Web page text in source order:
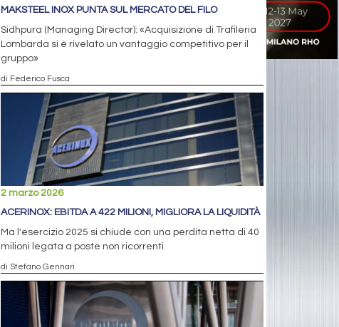
MAKSTEEL INOX PUNTA SUL MERCATO DEL FILO
Sidhpura (Managing Director): «Acquisizione di Trafileria
Lombarda si è rivelato un vantaggio competitivo per il
gruppo»
di Federico Fusca
2 marzo 2026
ACERINOX: EBITDA A 422 MILIONI, MIGLIORA LA LIQUIDITÀ
Ma l'esercizio 2025 si chiude con una perdita netta di 40
milioni legata a poste non ricorrenti
di Stefano Gennari